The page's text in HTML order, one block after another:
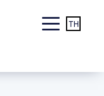
TH